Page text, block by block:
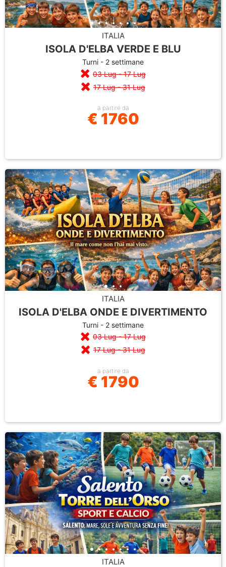
ITALIA
ISOLA D'ELBA VERDE E BLU
Turni - 2 settimane
03 Lug - 17 Lug
17 Lug - 31 Lug
a partire da
€ 1760
ITALIA
ISOLA D'ELBA ONDE E DIVERTIMENTO
Turni - 2 settimane
03 Lug - 17 Lug
17 Lug - 31 Lug
a partire da
€ 1790
ITALIA